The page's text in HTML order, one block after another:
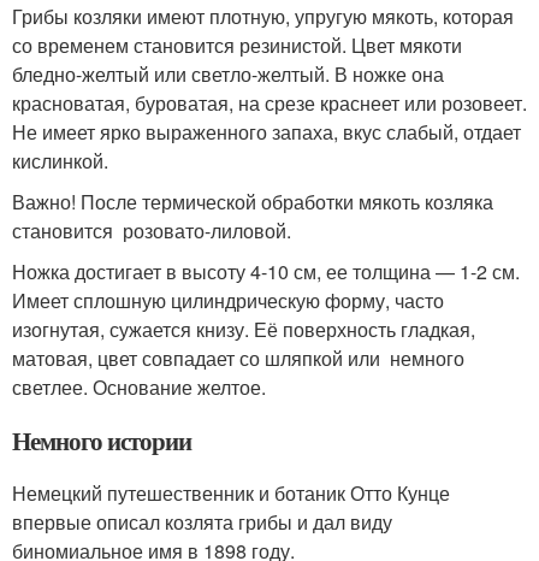
Грибы козляки имеют плотную, упругую мякоть, которая
со временем становится резинистой. Цвет мякоти
бледно-желтый или светло-желтый. В ножке она
красноватая, буроватая, на срезе краснеет или розовеет.
Не имеет ярко выраженного запаха, вкус слабый, отдает
кислинкой.
Важно! После термической обработки мякоть козляка
становится розовато-лиловой.
Ножка достигает в высоту 4-10 см, ее толщина — 1-2 см.
Имеет сплошную цилиндрическую форму, часто
изогнутая, сужается книзу. Её поверхность гладкая,
матовая, цвет совпадает со шляпкой или немного
светлее. Основание желтое.
Немного истории
Немецкий путешественник и ботаник Отто Кунце
впервые описал козлята грибы и дал виду
биномиальное имя в 1898 году.